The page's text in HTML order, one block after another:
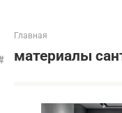
Главная
материалы